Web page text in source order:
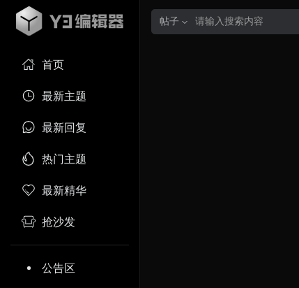
首页
最新主题
最新回复
热门主题
最新精华
抢沙发
公告区
帖子